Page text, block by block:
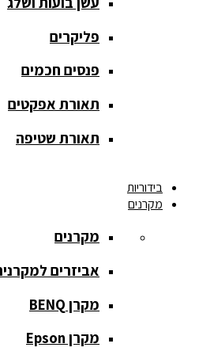
מסך הקרנה
roll up
מסך הקרנה
חצובה
ידני
מסך הקרנה
מסך הקרנה
קבוע
פליקרים
פנסים חכמים
תאורת אפקטים
תאורת שטיפה
בידוריות
מקרנים
מקרנים
אביזרים למקרנים
מקרן BENQ
מקרן Epson